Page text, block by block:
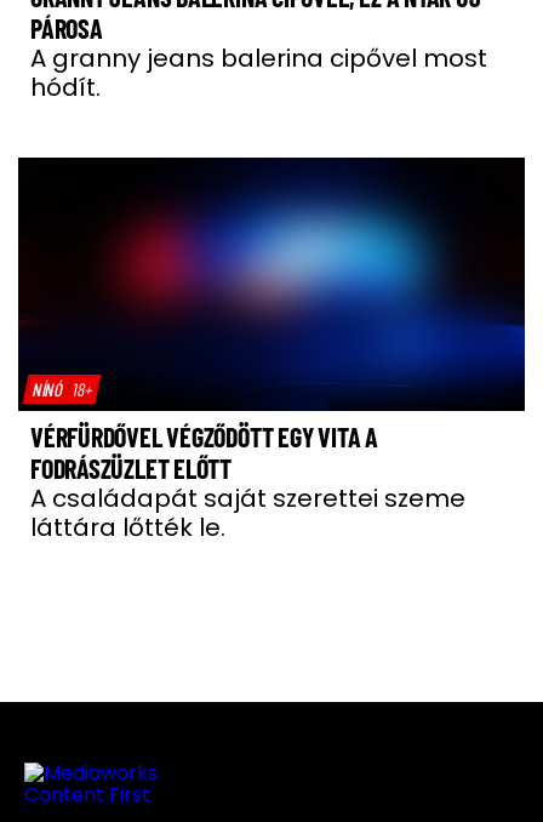
PÁROSA
A granny jeans balerina cipővel most
hódít.
NÍNÓ 18+
VÉRFÜRDŐVEL VÉGZŐDÖTT EGY VITA A
FODRÁSZÜZLET ELŐTT
A családapát saját szerettei szeme
láttára lőtték le.